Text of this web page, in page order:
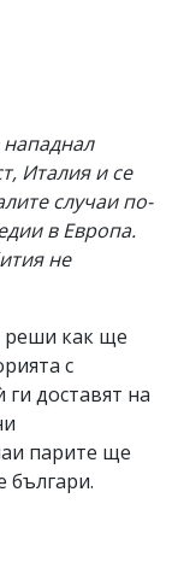
Италия и се
случаи по-
в Европа.
не
реши как ще
с
доставят на
парите ще
българи.